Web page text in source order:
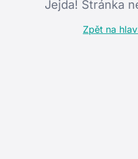
Jejda! Stránka
Zpět na